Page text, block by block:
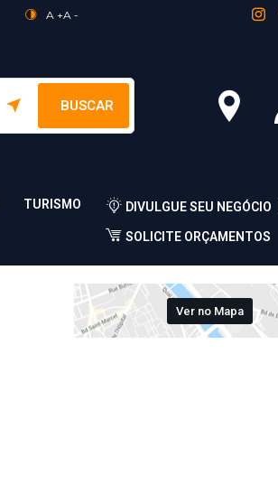
A +A -
TURISMO DIVULGUE SEU NEGÓCIO
SOLICITE ORÇAMENTOS
Ver no Mapa